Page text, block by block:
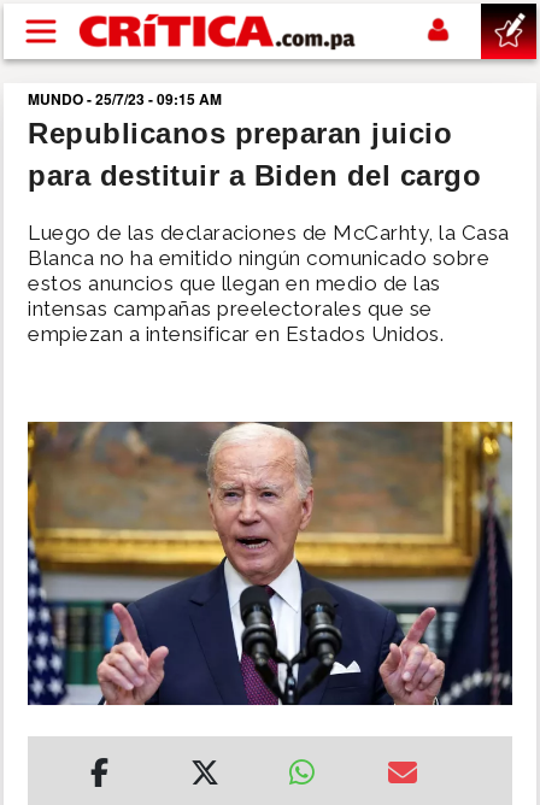
Pasar al contenido principal
buscar
SUCESOS
NACIONAL
POLÍTICA
DEPORTES
MUNDO
INSÓLITAS
MULTIMEDIA
MUNDO - 25/7/23 - 09:15 AM
Republicanos preparan juicio
para destituir a Biden del cargo
Luego de las declaraciones de McCarhty, la Casa
Blanca no ha emitido ningún comunicado sobre
estos anuncios que llegan en medio de las
intensas campañas preelectorales que se
empiezan a intensificar en Estados Unidos.